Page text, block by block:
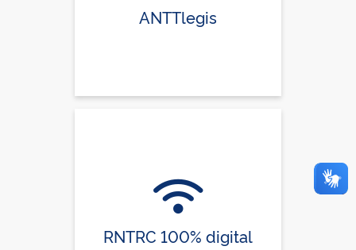
ANTTlegis
RNTRC 100% digital